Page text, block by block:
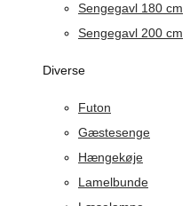
Sengegavl 180 cm
Sengegavl 200 cm
Diverse
Futon
Gæstesenge
Hængekøje
Lamelbunde